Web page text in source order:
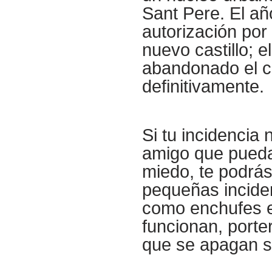
Sant Pere. El
autorización
nuevo castillo;
abandonado el
definitivamente.
Si tu incidencia
amigo que
miedo, te
pequeñas
como enchufes
funcionan,
que se apagan